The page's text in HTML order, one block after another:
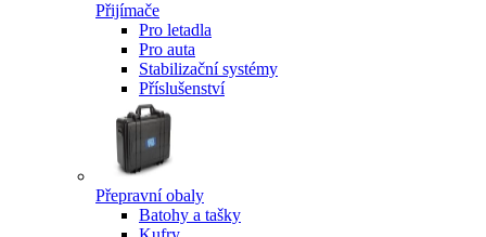
Přijímače
Pro letadla
Pro auta
Stabilizační systémy
Příslušenství
Přepravní obaly
Batohy a tašky